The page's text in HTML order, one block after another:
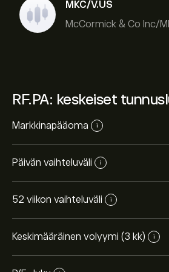
MKC/V.US
McCormick & Co Inc/
RF.PA: keskeiset
Markkinapääoma i
Päivän vaihteluväli i
52 viikon vaihteluväli i
Keskimääräinen volyymi (3 kk) i